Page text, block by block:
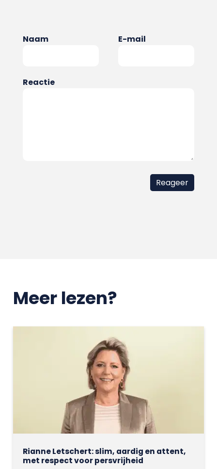
Naam E-mail
Reactie
Meer lezen?
Rianne Letschert: slim, aardig en attent,
met respect voor persvrijheid